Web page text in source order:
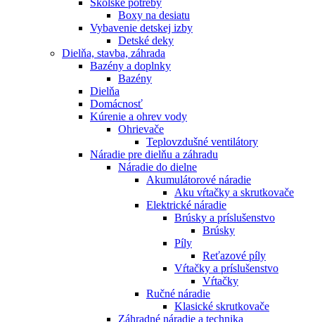
Školské potreby
Boxy na desiatu
Vybavenie detskej izby
Detské deky
Dielňa, stavba, záhrada
Bazény a doplnky
Bazény
Dielňa
Domácnosť
Kúrenie a ohrev vody
Ohrievače
Teplovzdušné ventilátory
Náradie pre dielňu a záhradu
Náradie do dielne
Akumulátorové náradie
Aku vŕtačky a skrutkovače
Elektrické náradie
Brúsky a príslušenstvo
Brúsky
Píly
Reťazové píly
Vŕtačky a príslušenstvo
Vŕtačky
Ručné náradie
Klasické skrutkovače
Záhradné náradie a technika